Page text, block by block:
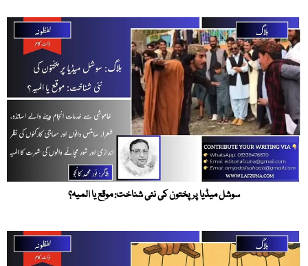
سوشل میڈیا پر پختون کی نئی شناخت: موقع یا المیہ؟